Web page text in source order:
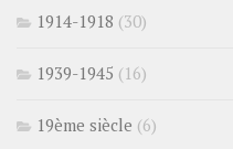
1914-1918 (30)
1939-1945 (16)
19ème siècle (6)